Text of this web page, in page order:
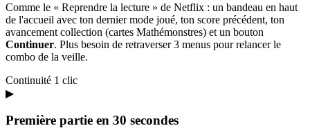
Comme le « Reprendre la lecture » de Netflix : un bandeau en haut
de l'accueil avec ton dernier mode joué, ton score précédent, ton
avancement collection (cartes Mathémonstres) et un bouton
Continuer. Plus besoin de retraverser 3 menus pour relancer le
combo de la veille.
Continuité 1 clic
▶
Première partie en 30 secondes